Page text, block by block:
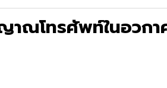
ณโทรศัพท์ในอวกา